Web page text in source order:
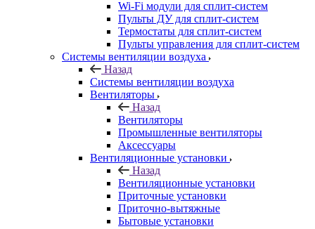
Wi-Fi модули для сплит-систем
Пульты ДУ для сплит-систем
Термостаты для сплит-систем
Пульты управления для сплит-систем
Системы вентиляции воздуха
Назад
Системы вентиляции воздуха
Вентиляторы
Назад
Вентиляторы
Промышленные вентиляторы
Аксессуары
Вентиляционные установки
Назад
Вентиляционные установки
Приточные установки
Приточно-вытяжные
Бытовые установки